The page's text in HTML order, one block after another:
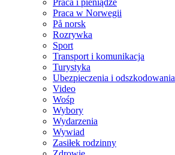
Praca i pieniądze
Praca w Norwegii
På norsk
Rozrywka
Sport
Transport i komunikacja
Turystyka
Ubezpieczenia i odszkodowania
Video
Wośp
Wybory
Wydarzenia
Wywiad
Zasiłek rodzinny